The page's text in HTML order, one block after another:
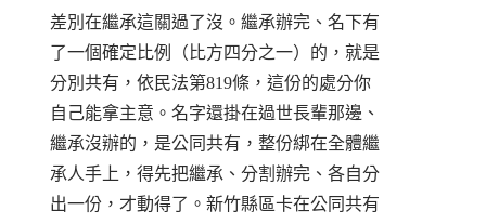
差別在繼承這關過了沒。繼承辦完、名下有
了一個確定比例（比方四分之一）的，就是
分別共有，依民法第819條，這份的處分你
自己能拿主意。名字還掛在過世長輩那邊、
繼承沒辦的，是公同共有，整份綁在全體繼
承人手上，得先把繼承、分割辦完、各自分
出一份，才動得了。新竹縣區卡在公同共有